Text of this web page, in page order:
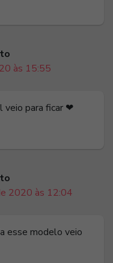
às 15:55
veio para ficar ❤
2020 às 12:04
esse modelo veio